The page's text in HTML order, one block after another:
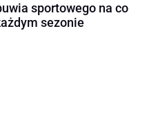
sportowego na co
sezonie